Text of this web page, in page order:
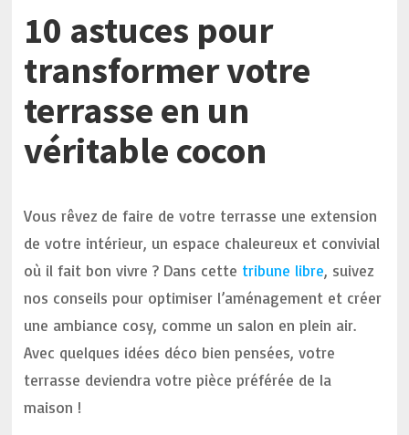
10 astuces pour
transformer votre
terrasse en un
véritable cocon
Vous rêvez de faire de votre terrasse une extension
de votre intérieur, un espace chaleureux et convivial
où il fait bon vivre ? Dans cette tribune libre, suivez
nos conseils pour optimiser l’aménagement et créer
une ambiance cosy, comme un salon en plein air.
Avec quelques idées déco bien pensées, votre
terrasse deviendra votre pièce préférée de la
maison !